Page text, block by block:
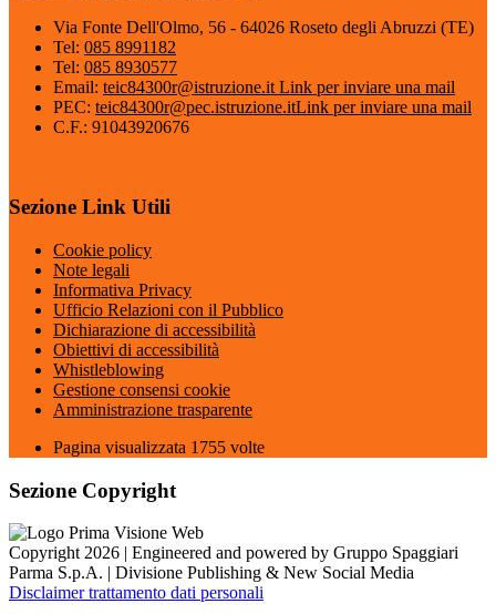
Via Fonte Dell'Olmo, 56 - 64026 Roseto degli Abruzzi (TE)
Tel: 085 8991182
Tel: 085 8930577
Email: teic84300r@istruzione.it Link per inviare una mail
PEC: teic84300r@pec.istruzione.itLink per inviare una mail
C.F.: 91043920676
Sezione Link Utili
Cookie policy
Note legali
Informativa Privacy
Ufficio Relazioni con il Pubblico
Dichiarazione di accessibilità
Obiettivi di accessibilità
Whistleblowing
Gestione consensi cookie
Amministrazione trasparente
Pagina visualizzata 1755 volte
Sezione Copyright
Copyright 2026 | Engineered and powered by Gruppo Spaggiari
Parma S.p.A. | Divisione Publishing & New Social Media
Disclaimer trattamento dati personali